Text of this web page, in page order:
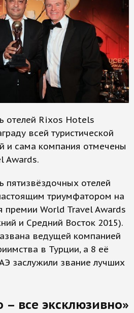
отелей Rixos Hotels
всей туристической
и сама компания отмечены
Awards.
пятизвёздочных отелей
триумфатором на
премии World Travel Awards
и Средний Восток 2015).
ведущей компанией
в Турции, а 8 её
заслужили звание лучших
– все эксклюзивно»